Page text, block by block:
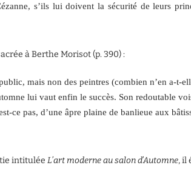
s’ils lui doivent la sécurité de leurs
à Berthe Morisot (p. 390) :
mais non des peintres (combien n’en a-t-
lui vaut enfin le succès. Son redoutable
ce pas, d’une âpre plaine de banlieue aux
intituléeL’art moderne au salon d’Automne, il